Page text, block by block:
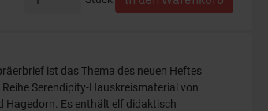
ist das Thema des neuen Heftes
Reihe Serendipity-Hauskreismaterial von
Hagedorn. Es enthält elf didaktisch